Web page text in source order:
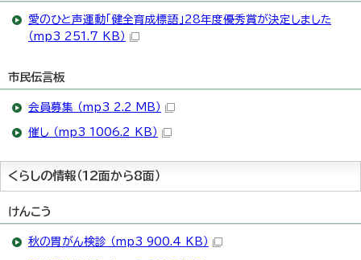
愛のひと声運動「健全育成標語」28年度優秀賞が決定しました
（mp3 251.7 KB）
市民伝言板
会員募集 （mp3 2.2 MB）
催し （mp3 1006.2 KB）
くらしの情報（12面から8面）
けんこう
秋の胃がん検診 （mp3 900.4 KB）